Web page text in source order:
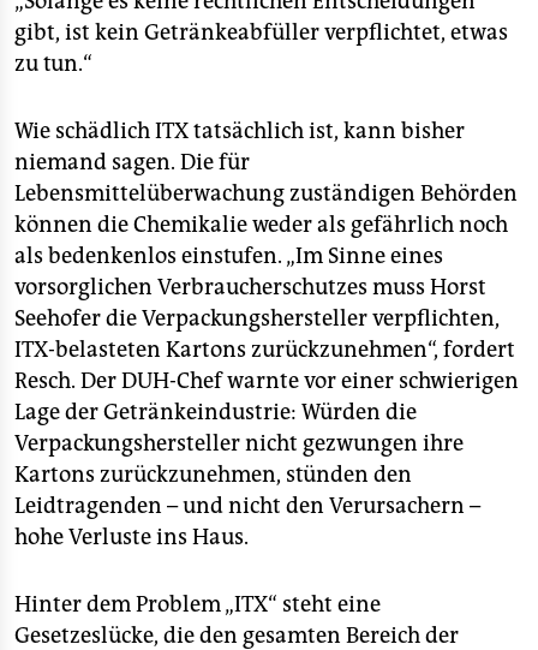
gibt, ist kein Getränkeabfüller verpflichtet, etwas
zu tun.“
Wie schädlich ITX tatsächlich ist, kann bisher
niemand sagen. Die für
Lebensmittelüberwachung zuständigen Behörden
können die Chemikalie weder als gefährlich noch
als bedenkenlos einstufen. „Im Sinne eines
vorsorglichen Verbraucherschutzes muss Horst
Seehofer die Verpackungshersteller verpflichten,
ITX-belasteten Kartons zurückzunehmen“, fordert
Resch. Der DUH-Chef warnte vor einer schwierigen
Lage der Getränkeindustrie: Würden die
Verpackungshersteller nicht gezwungen ihre
Kartons zurückzunehmen, stünden den
Leidtragenden – und nicht den Verursachern –
hohe Verluste ins Haus.
Hinter dem Problem „ITX“ steht eine
Gesetzeslücke, die den gesamten Bereich der